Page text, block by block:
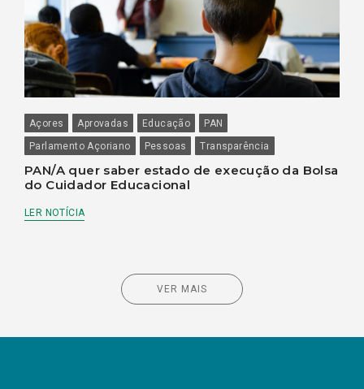
Açores Aprovadas Educação
PAN
Parlamento Açoriano
Pessoas Transparência
PAN/A quer saber estado de execução da Bolsa
do Cuidador Educacional
LER NOTÍCIA
VER MAIS